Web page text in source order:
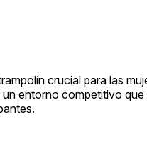
crucial para las
entorno competitivo